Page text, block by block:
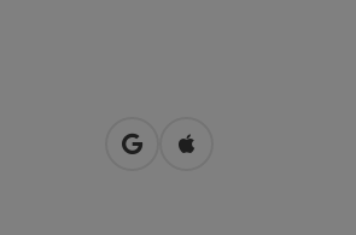
Otevřít v Mapách Google
Otevřít v Mapách